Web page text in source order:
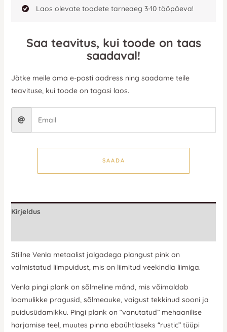
Laos olevate toodete tarneaeg 3-10 tööpäeva!
Saa teavitus, kui toode on taas
saadaval!
Jätke meile oma e-posti aadress ning saadame teile
teavituse, kui toode on tagasi laos.
SAADA
Kirjeldus
Stiilne Venla metaalist jalgadega plangust pink on
valmistatud liimpuidust, mis on liimitud veekindla liimiga.
Venla pingi plank on sõlmeline mänd, mis võimaldab
loomulikke pragusid, sõlmeauke, vaigust tekkinud sooni ja
puidusüdamikku. Pingi plank on “vanutatud” mehaanilise
harjamise teel, muutes pinna ebaühtlaseks “rustic” tüüpi